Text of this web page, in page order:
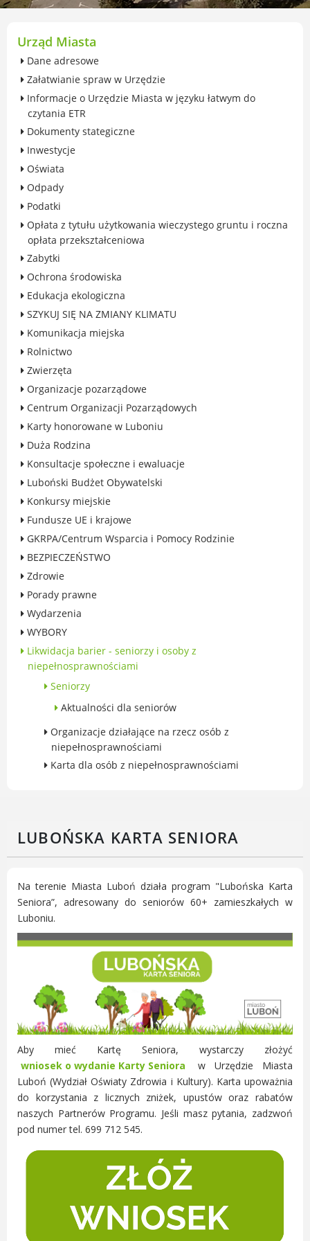
przekształceniowa
Ochrona środowiska
Edukacja ekologiczna
SZYKUJ SIĘ NA ZMIANY KLIMATU
Komunikacja miejska
Rolnictwo
Zwierzęta
Organizacje pozarządowe
Konsultacje społeczne i ewaluacje
Luboński Budżet Obywatelski
GKRPA/Centrum Wsparcia i Pomocy
Rodzinie
BEZPIECZEŃSTWO
Zdrowie
Porady prawne
Wydarzenia
WYBORY
Likwidacja barier - seniorzy i osoby z
niepełnosprawnościami
MIASTO LUBOŃ
Władze Miasta
Przemysłowej
Śladami historii Lubonia
Kultura
Komenda Straży Miejskiej Miasta
Luboń
Komisariat Policji w Luboniu
LOSiR
Serwisy mapowe
Informator Miasta Luboń
RADA MIASTA LUBOŃ
Radni Rady Miasta Luboń
Sesja Rady Miasta
Harmonogram dyżurów radnych
Komisje Rady Miasta Luboń
Terminarz spotkań komisji
Uchwały Rady Miasta Luboń
Młodzieżowa Rada Miasta Luboń
Rada Gospodarcza
POZOSTAŁE
Państwowy Fundusz Rehabilitacji Osób
Niepełnosprawnych
Zakład Ubezpieczeń Społecznych
Poznańska Lokalna Organizacja
LUBOŃSKA KARTA SENIORA
Na terenie Miasta Luboń działa program "Lubońska Karta
Seniora”, adresowany do seniorów 60+ zamieszkałych w
Luboniu.
Aby mieć Kartę Seniora, wystarczy złożyć
wniosek o wydanie Karty Seniora
w Urzędzie Miasta
Luboń (Wydział Oświaty Zdrowia i Kultury). Karta upoważnia
do korzystania z licznych zniżek, upustów oraz rabatów
naszych Partnerów Programu. Jeśli masz pytania, zadzwoń
pod numer tel. 699 712 545.
Urząd Miasta
Dane adresowe
Załatwianie spraw w Urzędzie
Informacje o Urzędzie Miasta w języku łatwym do
czytania ETR
Dokumenty stategiczne
Inwestycje
Oświata
Odpady
Podatki
Opłata z tytułu użytkowania wieczystego gruntu i roczna
opłata przekształceniowa
Zabytki
Ochrona środowiska
Edukacja ekologiczna
SZYKUJ SIĘ NA ZMIANY KLIMATU
Komunikacja miejska
Rolnictwo
Zwierzęta
Organizacje pozarządowe
Centrum Organizacji Pozarządowych
Karty honorowane w Luboniu
Duża Rodzina
Konsultacje społeczne i ewaluacje
Luboński Budżet Obywatelski
Konkursy miejskie
Fundusze UE i krajowe
GKRPA/Centrum Wsparcia i Pomocy Rodzinie
BEZPIECZEŃSTWO
Zdrowie
Porady prawne
Wydarzenia
WYBORY
Likwidacja barier - seniorzy i osoby z
niepełnosprawnościami
Seniorzy
Aktualności dla seniorów
Organizacje działające na rzecz osób z
niepełnosprawnościami
Karta dla osób z niepełnosprawnościami